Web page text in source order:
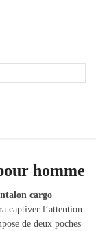
homme
cargo
captiver l’attention.
de deux poches